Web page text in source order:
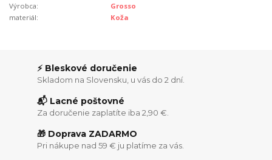
Výrobca:
Grosso
materiál:
Koža
⚡ Bleskové doručenie
Skladom na Slovensku, u vás do 2 dní.
📬 Lacné poštovné
Za doručenie zaplatíte iba 2,90 €.
🎁 Doprava ZADARMO
Pri nákupe nad 59 € ju platíme za vás.